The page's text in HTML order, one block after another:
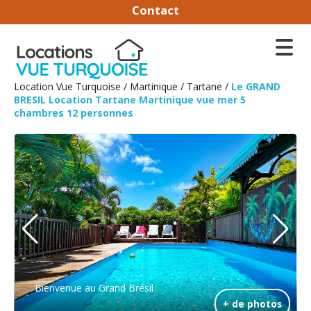
Contact
Location Vue Turquoise / Martinique / Tartane / Le GRAND
BRESIL Location Tartane Martinique vue mer 5
chambres 12 personnes
+ de photos
Bienvenue au Grand Brésil